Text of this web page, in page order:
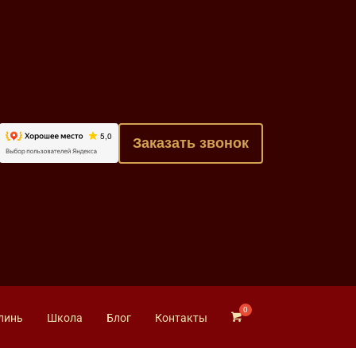
Заказать звонок
Школа Блог Контакты